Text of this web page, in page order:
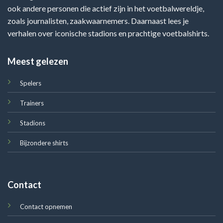
ook andere personen die actief zijn in het voetbalwereldje,
zoals journalisten, zaakwaarnemers. Daarnaast lees je
verhalen over iconische stadions en prachtige voetbalshirts.
Meest gelezen
Spelers
Trainers
Stadions
Bijzondere shirts
Contact
Contact opnemen